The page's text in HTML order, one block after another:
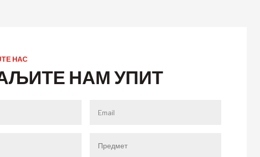
НАС
НАМ УПИТ